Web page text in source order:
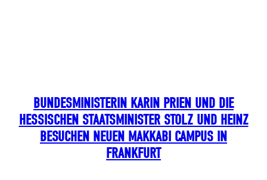
BUNDESMINISTERIN KARIN PRIEN UND DIE
HESSISCHEN STAATSMINISTER STOLZ UND HEINZ
BESUCHEN NEUEN MAKKABI CAMPUS IN
FRANKFURT